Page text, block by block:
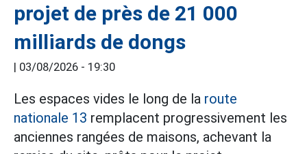
projet de près de 21 000
milliards de dongs
| 03/08/2026 - 19:30
Les espaces vides le long de la route
nationale 13 remplacent progressivement les
anciennes rangées de maisons, achevant la